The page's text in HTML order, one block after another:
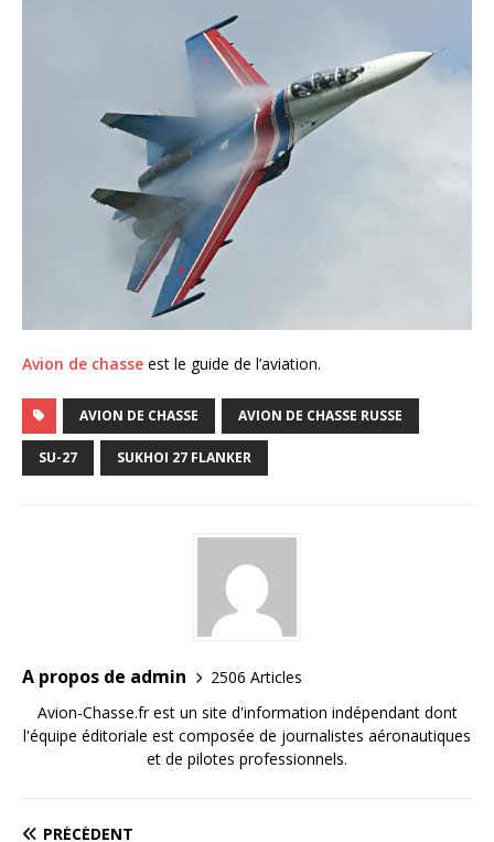
Avion de chasse est le guide de l’aviation.
AVION DE CHASSE AVION DE CHASSE RUSSE
SU-27 SUKHOI 27 FLANKER
A propos de admin
2506 Articles
Avion-Chasse.fr est un site d'information indépendant dont
l'équipe éditoriale est composée de journalistes aéronautiques
et de pilotes professionnels.
PRÉCÉDENT